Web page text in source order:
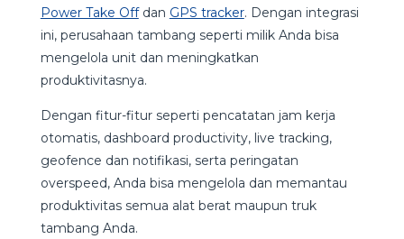
Power Take Offdan GPS tracker. Dengan integrasi
ini, perusahaan tambang seperti milik Anda bisa
mengelola unit dan meningkatkan
produktivitasnya.
Dengan fitur-fitur seperti pencatatan jam kerja
otomatis, dashboard productivity, live tracking,
geofence dan notifikasi, serta peringatan
overspeed, Anda bisa mengelola dan memantau
produktivitas semua alat berat maupun truk
tambang Anda.